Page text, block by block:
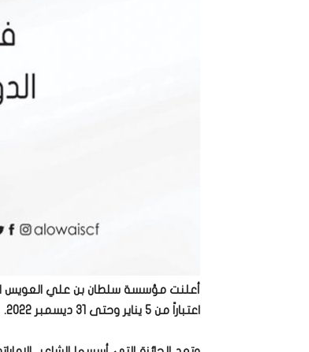
اعتباراً من 5 يناير وحتى 31 ديسمبر 2022.